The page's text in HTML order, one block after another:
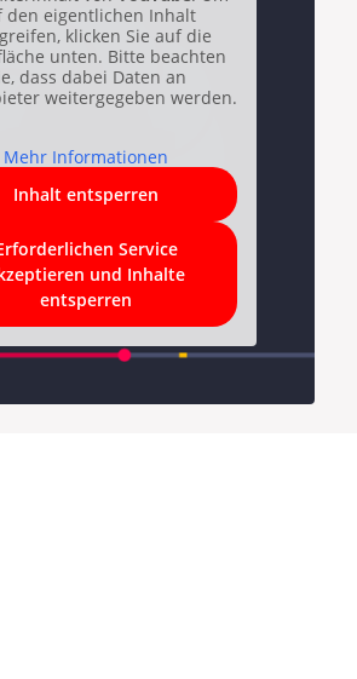
den eigentlichen Inhalt
klicken Sie auf die
unten. Bitte beachten
dass dabei Daten an
weitergegeben werden.
Mehr Informationen
Inhalt entsperren
Service
und Inhalte
entsperren